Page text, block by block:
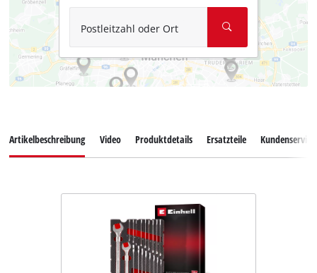
Postleitzahl oder Ort
Artikelbeschreibung Video Produktdetails Ersatzteile Kundenservice